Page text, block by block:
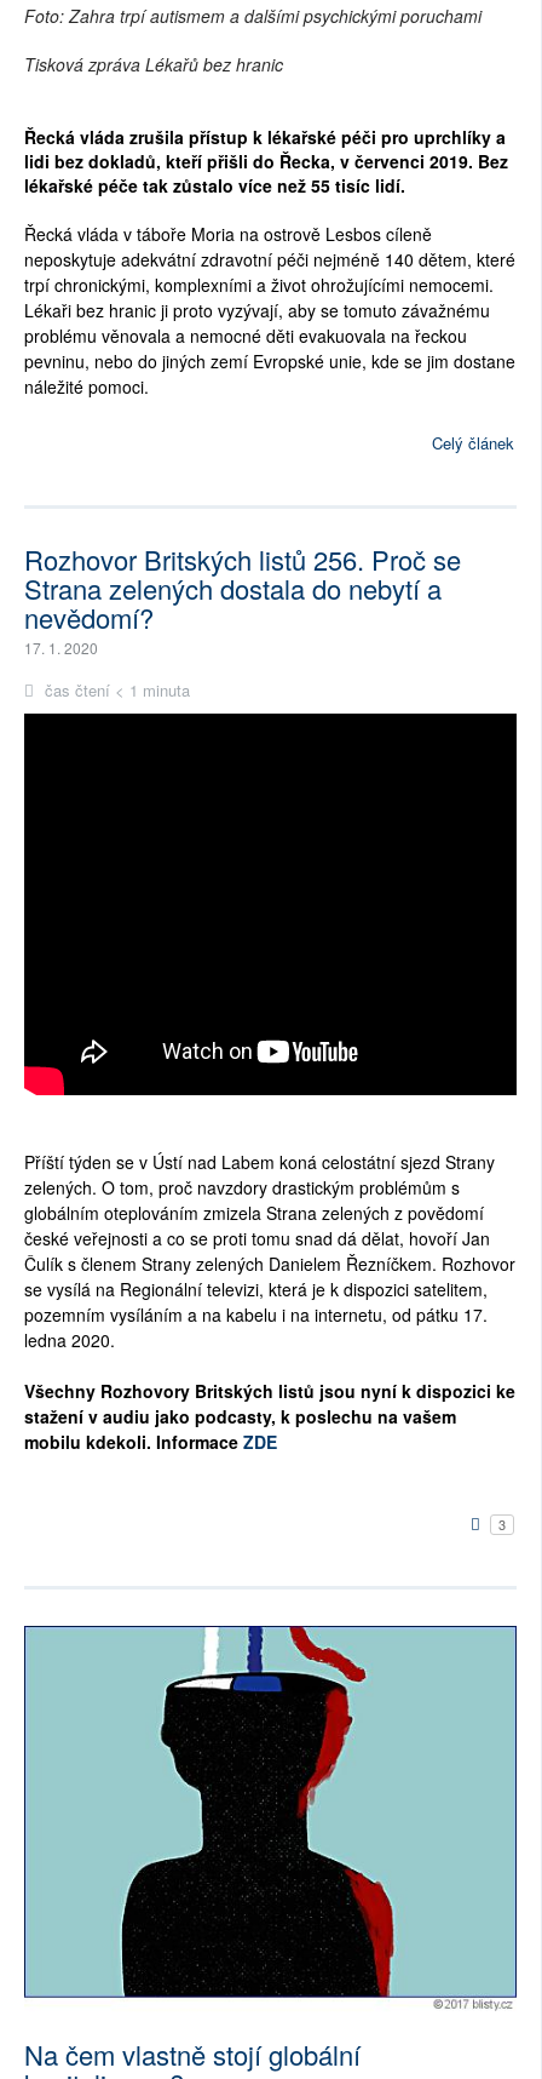
Foto: Zahra trpí autismem a dalšími psychickými poruchami
Tisková zpráva Lékařů bez hranic
Řecká vláda zrušila přístup k lékařské péči pro uprchlíky a
lidi bez dokladů, kteří přišli do Řecka, v červenci 2019. Bez
lékařské péče tak zůstalo více než 55 tisíc lidí.
Řecká vláda v táboře Moria na ostrově Lesbos cíleně
neposkytuje adekvátní zdravotní péči nejméně 140 dětem, které
trpí chronickými, komplexními a život ohrožujícími nemocemi.
Lékaři bez hranic ji proto vyzývají, aby se tomuto závažnému
problému věnovala a nemocné děti evakuovala na řeckou
pevninu, nebo do jiných zemí Evropské unie, kde se jim dostane
náležité pomoci.
Celý článek
Rozhovor Britských listů 256. Proč se
Strana zelených dostala do nebytí a
nevědomí?
17. 1. 2020
čas čtení < 1 minuta
Příští týden se v Ústí nad Labem koná celostátní sjezd Strany
zelených. O tom, proč navzdory drastickým problémům s
globálním oteplováním zmizela Strana zelených z povědomí
české veřejnosti a co se proti tomu snad dá dělat, hovoří Jan
Čulík s členem Strany zelených Danielem Řezníčkem. Rozhovor
se vysílá na Regionální televizi, která je k dispozici satelitem,
pozemním vysíláním a na kabelu i na internetu, od pátku 17.
ledna 2020.
Všechny Rozhovory Britských listů jsou nyní k dispozici ke
stažení v audiu jako podcasty, k poslechu na vašem
mobilu kdekoli. Informace ZDE
3
Na čem vlastně stojí globální